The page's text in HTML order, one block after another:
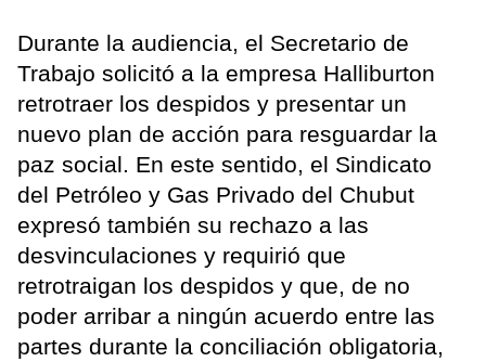
Durante la audiencia, el Secretario de
Trabajo solicitó a la empresa Halliburton
retrotraer los despidos y presentar un
nuevo plan de acción para resguardar la
paz social. En este sentido, el Sindicato
del Petróleo y Gas Privado del Chubut
expresó también su rechazo a las
desvinculaciones y requirió que
retrotraigan los despidos y que, de no
poder arribar a ningún acuerdo entre las
partes durante la conciliación obligatoria,